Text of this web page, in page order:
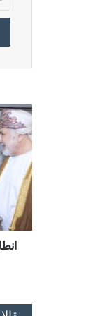
انطلاق
المؤتمر
العالمي(
الأول)
لعلوم
الأرض
وانتقال
الطاقة